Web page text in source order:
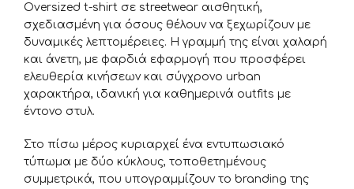
Oversized t-shirt σε streetwear αισθητική,
σχεδιασμένη για όσους θέλουν να ξεχωρίζουν με
δυναμικές λεπτομέρειες. Η γραμμή της είναι χαλαρή
και άνετη, με φαρδιά εφαρμογή που προσφέρει
ελευθερία κινήσεων και σύγχρονο urban
χαρακτήρα, ιδανική για καθημερινά outfits με
έντονο στυλ.
Στο πίσω μέρος κυριαρχεί ένα εντυπωσιακό
τύπωμα με δύο κύκλους, τοποθετημένους
συμμετρικά, που υπογραμμίζουν το branding της